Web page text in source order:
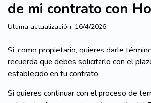
de mi contrato con
Ultima actualización: 16/4/2026
Si, como propietario, quieres darle
recuerda que debes solicitarlo con el
establecido en tu contrato.
Si quieres continuar con el proceso de